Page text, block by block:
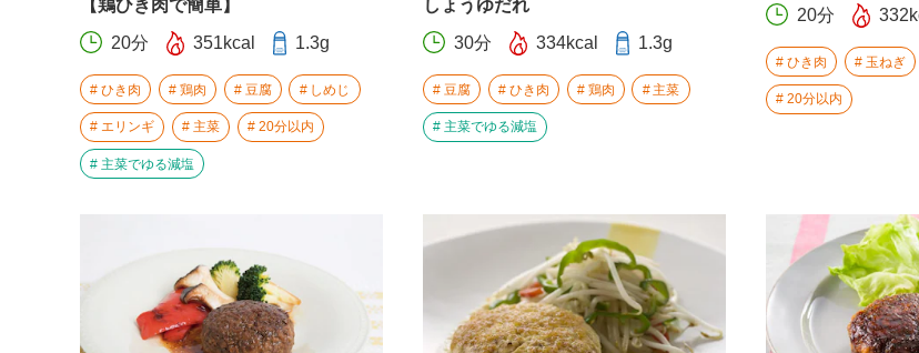
【鶏ひき肉で簡単】
20分 351kcal 1.3g
ひき肉 鶏肉 豆腐 しめじ
エリンギ 主菜 20分以内
主菜でゆる減塩
しょうゆだれ
30分 334kcal 1.3g
豆腐 ひき肉 鶏肉 主菜
主菜でゆる減塩
20分
ひき肉 玉ねぎ
20分以内